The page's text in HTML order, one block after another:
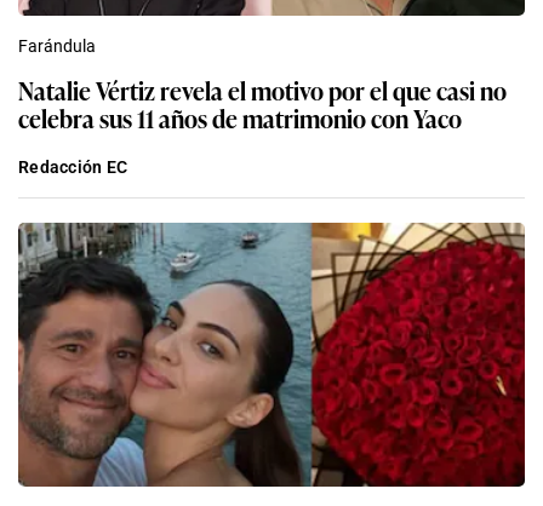
Farándula
Natalie Vértiz revela el motivo por el que casi no
celebra sus 11 años de matrimonio con Yaco
Redacción EC